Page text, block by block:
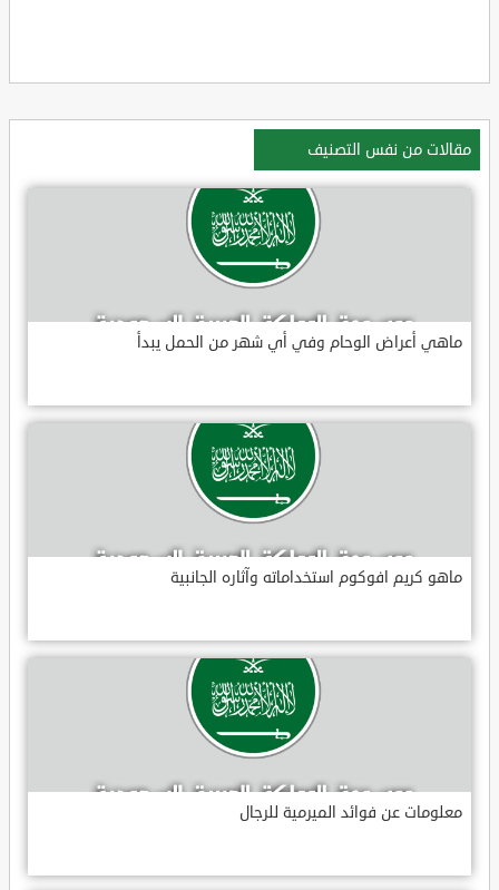
مقالات من نفس التصنيف
ماهي أعراض الوحام وفي أي شهر من الحمل يبدأ
ماهو كريم افوكوم استخداماته وآثاره الجانبية
معلومات عن فوائد الميرمية للرجال